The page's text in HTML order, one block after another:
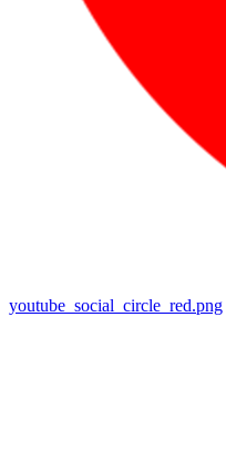
youtube_social_circle_red.png